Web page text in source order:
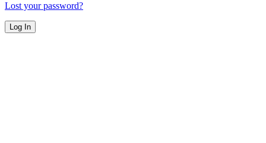
Lost your password?